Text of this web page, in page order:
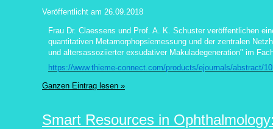
Veröffentlicht am 26.09.2018
Frau Dr. Claessens und Prof. A. K. Schuster veröffentlichen
quantitativen Metamorphopsiemessung und der zentralen
und altersassoziierter exsudativer Makuladegeneration" im
https://www.thieme-connect.com/products/ejournals/abstract/
Ganzen Eintrag lesen »
Smart Resources in